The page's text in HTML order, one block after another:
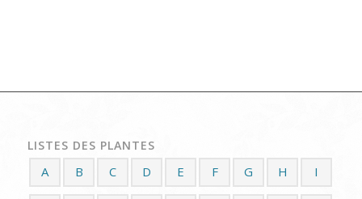
LISTES DES PLANTES
A B C D E F G H I